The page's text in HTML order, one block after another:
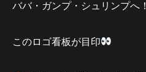
ババ・ガンプ・シュリンプへ！
このロゴ看板が目印